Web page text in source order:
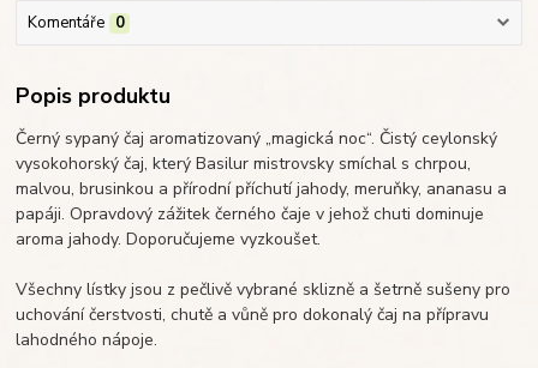
Komentáře 0
Popis produktu
Černý sypaný čaj aromatizovaný „magická noc“. Čistý ceylonský
vysokohorský čaj, který Basilur mistrovsky smíchal s chrpou,
malvou, brusinkou a přírodní příchutí jahody, meruňky, ananasu a
papáji. Opravdový zážitek černého čaje v jehož chuti dominuje
aroma jahody. Doporučujeme vyzkoušet.
Všechny lístky jsou z pečlivě vybrané sklizně a šetrně sušeny pro
uchování čerstvosti, chutě a vůně pro dokonalý čaj na přípravu
lahodného nápoje.